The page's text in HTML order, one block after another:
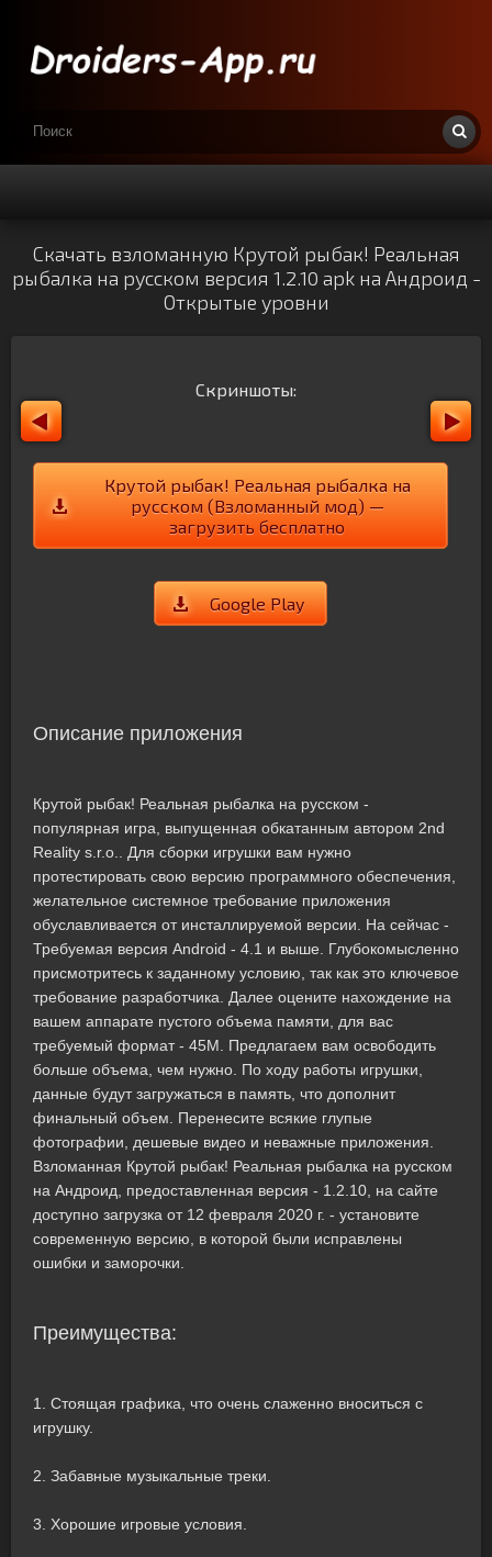
Скачать взломанную Крутой рыбак! Реальная
рыбалка на русском версия 1.2.10 apk на Андроид -
Открытые уровни
Скриншоты:
Крутой рыбак! Реальная рыбалка на
русском (Взломанный мод) —
загрузить бесплатно
Google Play
Описание приложения
Крутой рыбак! Реальная рыбалка на русском -
популярная игра, выпущенная обкатанным автором 2nd
Reality s.r.o.. Для сборки игрушки вам нужно
протестировать свою версию программного обеспечения,
желательное системное требование приложения
обуславливается от инсталлируемой версии. На сейчас -
Требуемая версия Android - 4.1 и выше. Глубокомысленно
присмотритесь к заданному условию, так как это ключевое
требование разработчика. Далее оцените нахождение на
вашем аппарате пустого объема памяти, для вас
требуемый формат - 45M. Предлагаем вам освободить
больше объема, чем нужно. По ходу работы игрушки,
данные будут загружаться в память, что дополнит
финальный объем. Перенесите всякие глупые
фотографии, дешевые видео и неважные приложения.
Взломанная Крутой рыбак! Реальная рыбалка на русском
на Андроид, предоставленная версия - 1.2.10, на сайте
доступно загрузка от 12 февраля 2020 г. - установите
современную версию, в которой были исправлены
ошибки и заморочки.
Преимущества:
1. Стоящая графика, что очень слаженно вноситься с
игрушку.
2. Забавные музыкальные треки.
3. Хорошие игровые условия.